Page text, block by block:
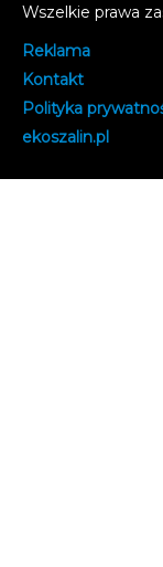
Wszelkie prawa
Reklama
Kontakt
Polityka
ekoszalin.pl